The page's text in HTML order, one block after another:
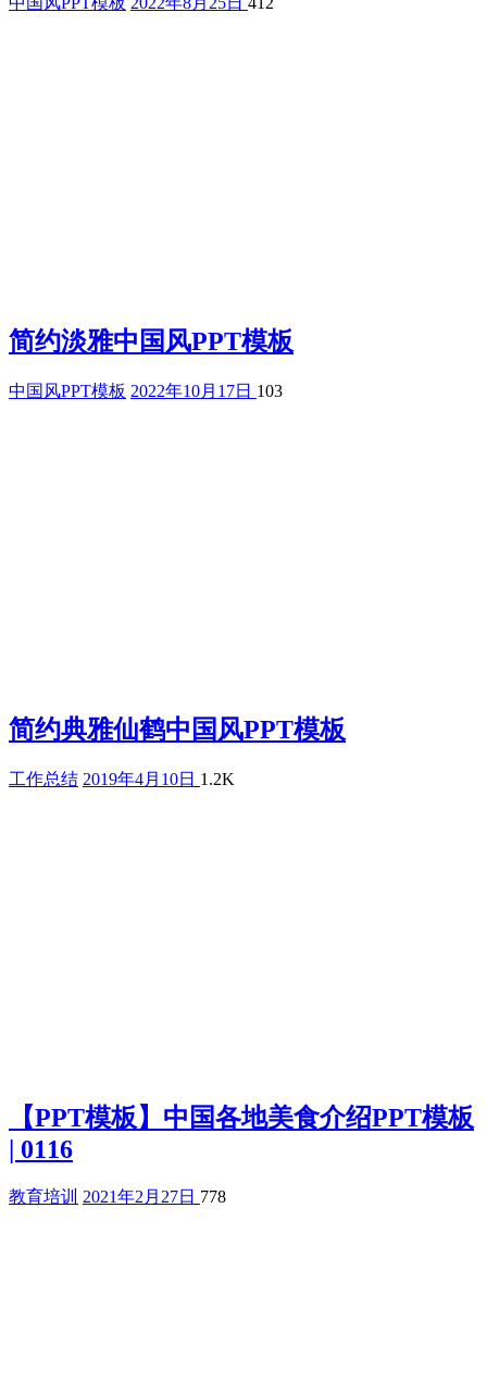
简约淡雅中国风PPT模板
中国风PPT模板 2022年10月17日 103
简约典雅仙鹤中国风PPT模板
工作总结 2019年4月10日 1.2K
【PPT模板】中国各地美食介绍PPT模板
| 0116
教育培训 2021年2月27日 778